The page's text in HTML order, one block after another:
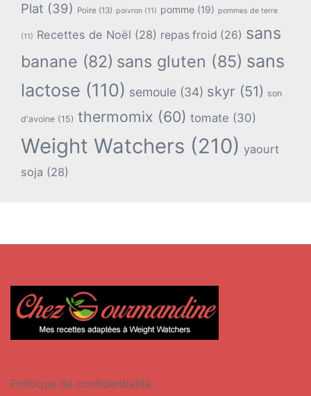
Plat (39) Poire (13) poivron (11) pomme (19) pommes de terre
(11) Recettes de Noël (28) repas froid (26) sans
banane (82) sans gluten (85) sans
lactose (110) semoule (34) skyr (51) son
d'avoine (15) thermomix (60) tomate (30)
Weight Watchers (210) yaourt
soja (28)
Politique de confidentialité